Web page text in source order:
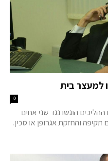
למעצר בית
0
הוגשו נגד שני אחים
תקיפה והחזקת אגרופן או סכין.